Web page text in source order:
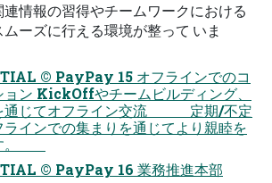
連情報の習得やチームワークにおける
ーズに行える環境が整って いま
© PayPay 15 オフラインでのコ
ョン KickOffやチームビルディング、
通じてオフライン交流 定期/不定
インでの集まりを通じてより親睦を
。
© PayPay 16 業務推進本部